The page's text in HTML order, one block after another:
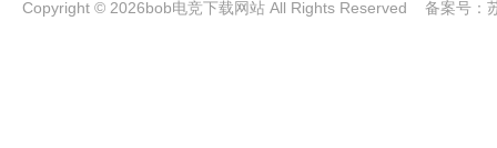
Copyright © 2026bob电竞下载网站 All Rights Reserved 备案号：